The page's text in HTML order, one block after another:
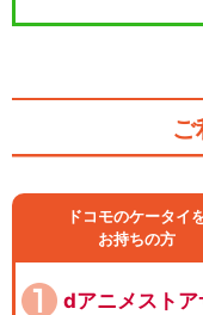
ドコモのケータイ
お持ちの方
dアニメスト